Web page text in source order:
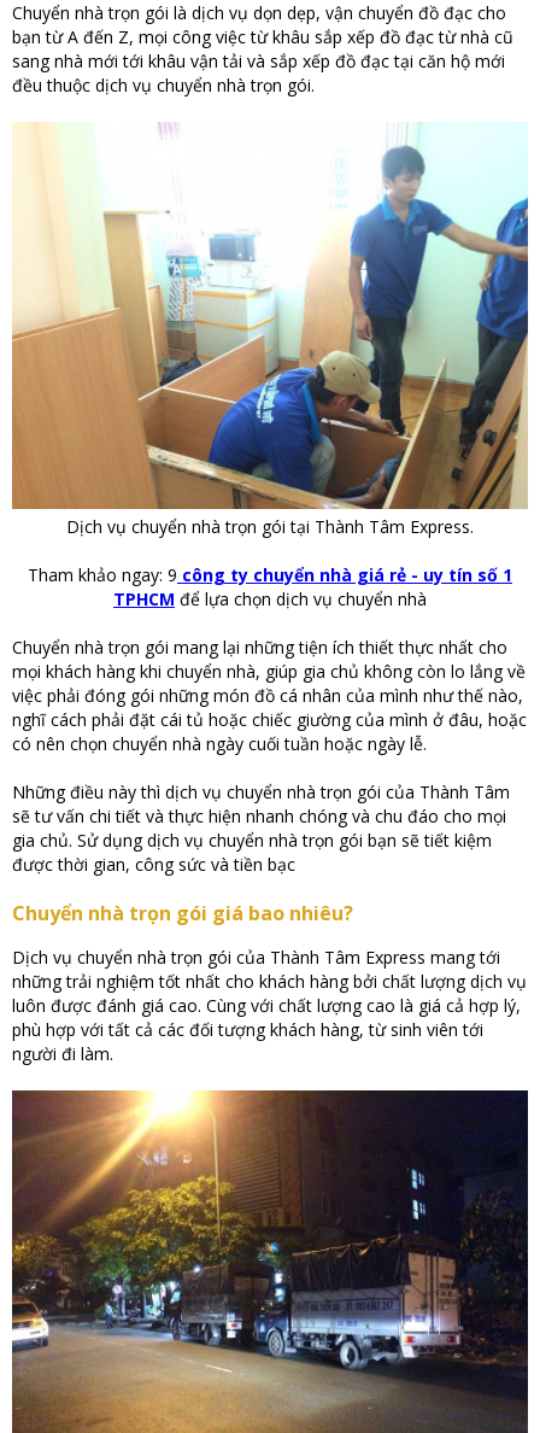
Chuyển nhà trọn gói là dịch vụ dọn dẹp, vận chuyển đồ đạc cho
bạn từ A đến Z, mọi công việc từ khâu sắp xếp đồ đạc từ nhà cũ
sang nhà mới tới khâu vận tải và sắp xếp đồ đạc tại căn hộ mới
đều thuộc dịch vụ chuyển nhà trọn gói.
Dịch vụ chuyển nhà trọn gói tại Thành Tâm Express.
Tham khảo ngay: 9 công ty chuyển nhà giá rẻ - uy tín số 1
TPHCM để lựa chọn dịch vụ chuyển nhà
Chuyển nhà trọn gói mang lại những tiện ích thiết thực nhất cho
mọi khách hàng khi chuyển nhà, giúp gia chủ không còn lo lắng về
việc phải đóng gói những món đồ cá nhân của mình như thế nào,
nghĩ cách phải đặt cái tủ hoặc chiếc giường của mình ở đâu, hoặc
có nên chọn chuyển nhà ngày cuối tuần hoặc ngày lễ.
Những điều này thì dịch vụ chuyển nhà trọn gói của Thành Tâm
sẽ tư vấn chi tiết và thực hiện nhanh chóng và chu đáo cho mọi
gia chủ. Sử dụng dịch vụ chuyển nhà trọn gói bạn sẽ tiết kiệm
được thời gian, công sức và tiền bạc
Chuyển nhà trọn gói giá bao nhiêu?
Dịch vụ chuyển nhà trọn gói của Thành Tâm Express mang tới
những trải nghiệm tốt nhất cho khách hàng bởi chất lượng dịch vụ
luôn được đánh giá cao. Cùng với chất lượng cao là giá cả hợp lý,
phù hợp với tất cả các đối tượng khách hàng, từ sinh viên tới
người đi làm.